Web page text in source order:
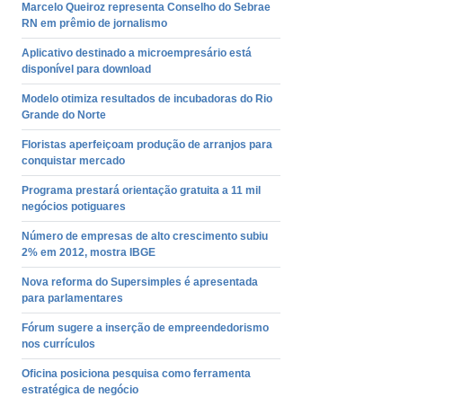
Marcelo Queiroz representa Conselho do Sebrae
RN em prêmio de jornalismo
Aplicativo destinado a microempresário está
disponível para download
Modelo otimiza resultados de incubadoras do Rio
Grande do Norte
Floristas aperfeiçoam produção de arranjos para
conquistar mercado
Programa prestará orientação gratuita a 11 mil
negócios potiguares
Número de empresas de alto crescimento subiu
2% em 2012, mostra IBGE
Nova reforma do Supersimples é apresentada
para parlamentares
Fórum sugere a inserção de empreendedorismo
nos currículos
Oficina posiciona pesquisa como ferramenta
estratégica de negócio